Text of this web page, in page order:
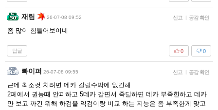
재림 26-07-08 09:52 신고 | 공감 확인
좀 많이 힘들어보이네
답글 0
0
빠이퍼 26-07-08 09:55 신고 | 공감 확인
근데 최소컷 치려면 데카 갈릴수밖에 없긴해
2페에서 권능때 안피하고 5데카 갈면서 죽딜하면 데카 부족힌하고 데카
만 보고 까긴 뭐해 하검을 익검이랑 비교 하는 지능은 좀 부족한게 맞고